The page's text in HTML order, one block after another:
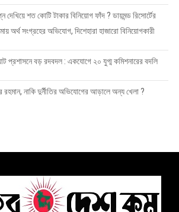
শত কোটি টাকার বিনিয়োগ ফাঁদ ? ডায়মন্ড রিসোর্টের
অর্থ সংগ্রহের অভিযোগ, দিশেহারা হাজারো বিনিয়োগকারী
প্রশাসনে বড় রদবদল : একযোগে ২০ যুগ্ম কমিশনারের বদলি
নাকি দুর্নীতির অভিযোগের আড়ালে অন্য খেলা ?